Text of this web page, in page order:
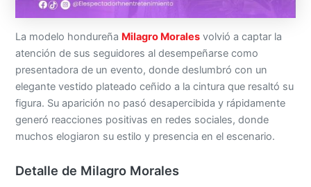
La modelo hondureña Milagro Morales volvió a captar la
atención de sus seguidores al desempeñarse como
presentadora de un evento, donde deslumbró con un
elegante vestido plateado ceñido a la cintura que resaltó su
figura. Su aparición no pasó desapercibida y rápidamente
generó reacciones positivas en redes sociales, donde
muchos elogiaron su estilo y presencia en el escenario.
Detalle de Milagro Morales